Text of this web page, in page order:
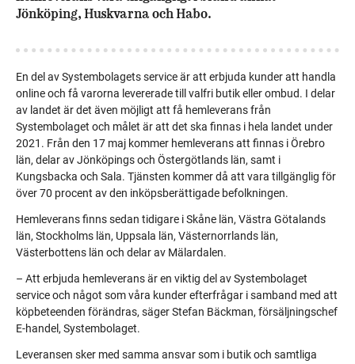
Jönköping, Huskvarna och Habo.
En del av Systembolagets service är att erbjuda kunder att handla
online och få varorna levererade till valfri butik eller ombud. I delar
av landet är det även möjligt att få hemleverans från
Systembolaget och målet är att det ska finnas i hela landet under
2021. Från den 17 maj kommer hemleverans att finnas iÖrebro
län, delar av Jönköpings och Östergötlands län, samt i
Kungsbacka och Sala. Tjänsten kommer då att vara tillgänglig för
över 70 procent av den inköpsberättigade befolkningen.
Hemleverans finns sedan tidigare i Skåne län, Västra Götalands
län, Stockholms län, Uppsala län, Västernorrlands län,
Västerbottens län och delar av Mälardalen.
– Att erbjuda hemleverans är en viktig del av Systembolaget
service och något som våra kunder efterfrågar i samband med att
köpbeteenden förändras, säger Stefan Bäckman, försäljningschef
E-handel, Systembolaget.
Leveransen sker med samma ansvar som i butik och samtliga